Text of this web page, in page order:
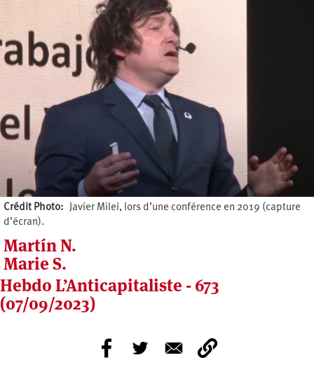
Crédit Photo
Javier Milei, lors d’une conférence en 2019 (capture
d’écran).
Martín N.
Marie S.
Hebdo L’Anticapitaliste - 673
(07/09/2023)